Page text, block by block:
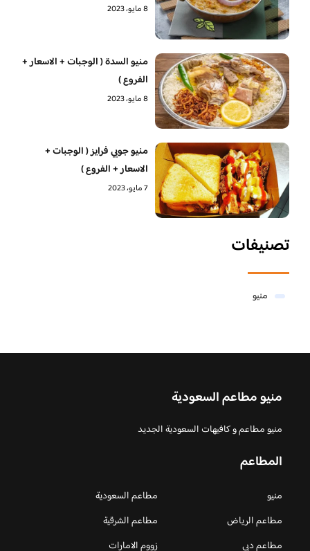
8 مايو، 2023
منيو السدة ( الوجبات + الاسعار +
الفروع )
8 مايو، 2023
منيو جوبي فرايز ( الوجبات +
الاسعار + الفروع )
7 مايو، 2023
تصنيفات
منيو
منيو مطاعم السعودية
منيو مطاعم و كافيهات السعودية الجديد
المطاعم
منيو
مطاعم السعودية
مطاعم الرياض
مطاعم الشرقية
مطاعم دبي
زووم الامارات